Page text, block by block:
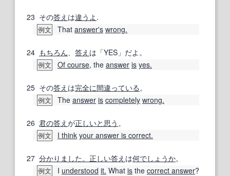
23 その答え は違うよ .
例文 That answer's wrong.
24 もちろん 答え は「YES」だよ。
例文 Of course, the answer is yes.
25 その答え は完全に間違っている 。
例文 The answer is completely wrong.
26 君の答え が正しいと思う 。
例文 I think your answer is correct.
27 分かりました。 正しい答え は何でしょうか。
例文 I understood it. What is the correct answer?